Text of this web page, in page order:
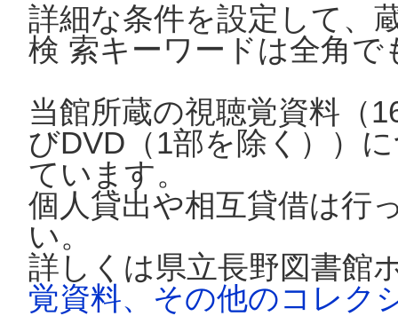
詳細な条件を設定して、
検 索キーワードは全角
当館所蔵の視聴覚資料（
びDVD（1部を除く））
ています。
個人貸出や相互貸借は行
い。
詳しくは県立長野図書館
覚資料、その他のコレク